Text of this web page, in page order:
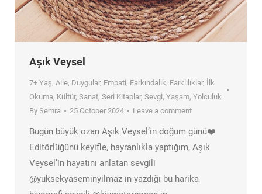
Aşık Veysel
7+ Yaş, Aile, Duygular, Empati, Farkındalık, Farklılıklar,
İlk
Okuma, Kültür, Sanat, Seri Kitaplar, Sevgi, Yaşam, Yolculuk
By Semra 25 October 2024 Leave a comment
Bugün büyük ozan Aşık Veysel’in doğum günü❤️
Editörlüğünü keyifle, hayranlıkla yaptığım, Aşık
Veysel’in hayatını anlatan sevgili
@yuksekyaseminyilmaz ın yazdığı bu harika